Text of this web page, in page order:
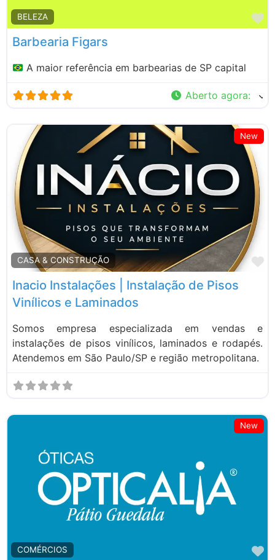
BELEZA
Barbearia Figars
A maior referência em barbearias de SP capital
Aberto agora:
New
CASA & CONSTRUÇÃO
Inacio Instalações | Instalação de Pisos
Vinílicos e Laminados
Somos empresa especializada em vendas e
instalações de pisos vinílicos, laminados e rodapés.
Atendemos em São Paulo/SP e região metropolitana.
New
COMÉRCIOS